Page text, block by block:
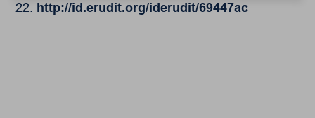
22. http://id.erudit.org/iderudit/69447ac